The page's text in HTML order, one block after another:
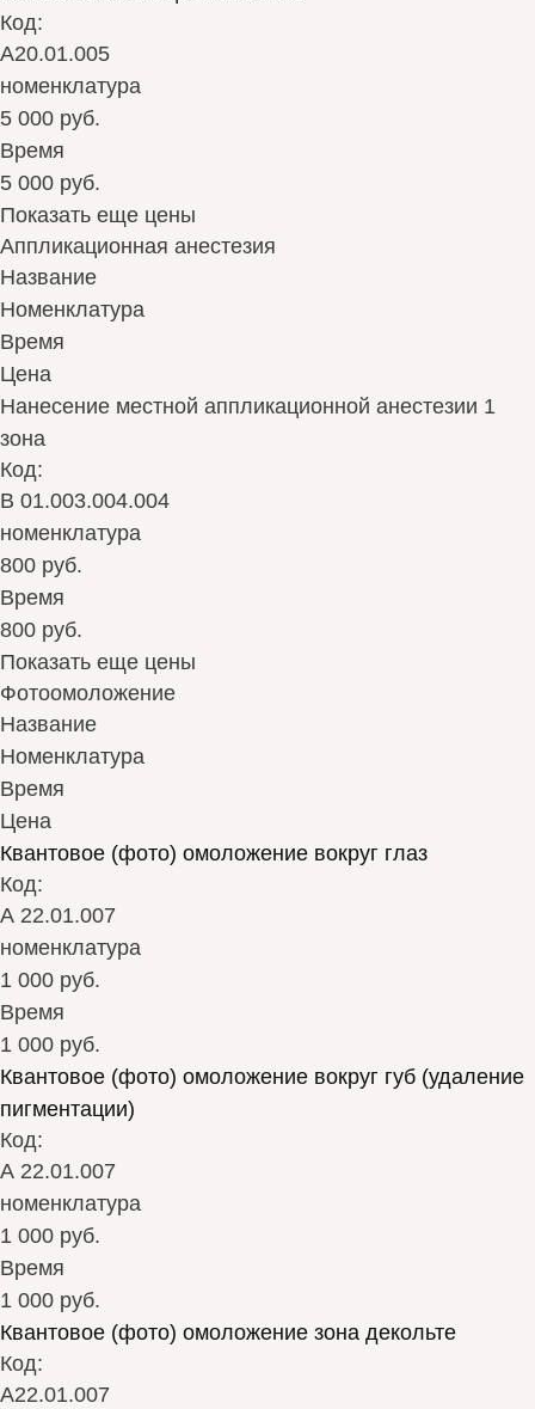
Код:
А20.01.005
номенклатура
5 000 руб.
Время
5 000 руб.
Показать еще цены
Аппликационная анестезия
Название
Номенклатура
Время
Цена
Нанесение местной аппликационной анестезии 1
зона
Код:
В 01.003.004.004
номенклатура
800 руб.
Время
800 руб.
Показать еще цены
Фотоомоложение
Название
Номенклатура
Время
Цена
Квантовое (фото) омоложение вокруг глаз
Код:
А 22.01.007
номенклатура
1 000 руб.
Время
1 000 руб.
Квантовое (фото) омоложение вокруг губ (удаление
пигментации)
Код:
А 22.01.007
номенклатура
1 000 руб.
Время
1 000 руб.
Квантовое (фото) омоложение зона декольте
Код:
А22.01.007